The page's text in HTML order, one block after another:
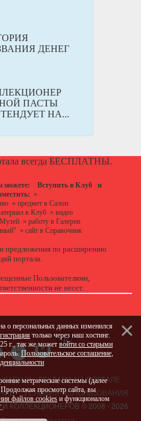
ДЕНЕГ
ПАСТЫ
НА...
всегда БЕСПЛАТНЫ.
можете: Вступить в Клуб
и
»
» предмет в Салон
в Клуб» видео
» работу в Галереи
» сайт в Справочник
предложенияпо расширению
портала.
Пользователями,
не несет.
!!! РЕКЛАМА НА ПОРТАЛЕ
УСЛОВИЯ ИСПОЛЬЗОВАНИЯ
И КОЛЛЕКЦИОНЕРОВ © 2008 - 2026
о персональных данных изменился
только через наш хостинг.
г., так же может войти со старыми
Пользовательское соглашение,
метрические системы (далее
просмотр сайта, вы
файлов cookies и функционалом